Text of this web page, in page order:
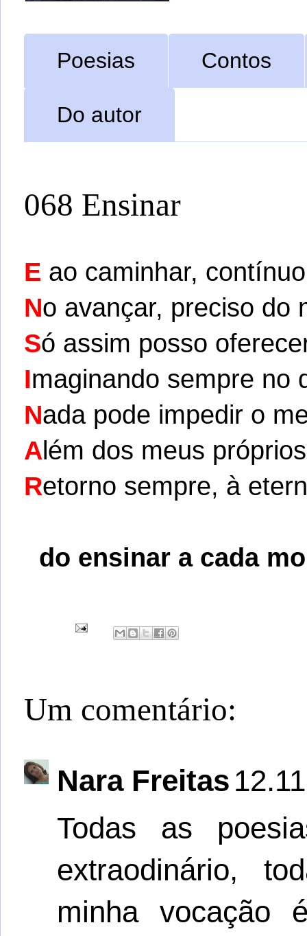
Poesias Contos
Do autor
068 Ensinar
E ao caminhar,
No avançar, preciso do
Só assim posso
Imaginando sempre no
Nada pode impedir o
A lém dos meus
Retorno sempre, à
do ensinar a cada
Um comentário:
Nara Freitas
Todas as
extraodinário,
minha vocação